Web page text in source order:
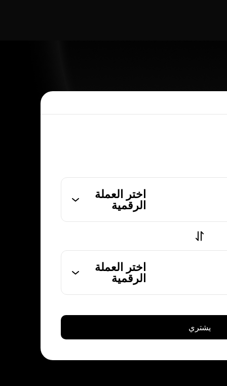
اختر العملة
الرقمية
اختر العملة
الرقمية
يشتري